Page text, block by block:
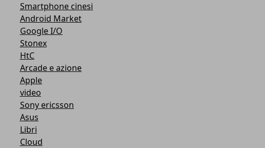
Smartphone cinesi
Android Market
Google I/O
Stonex
HtC
Arcade e azione
Apple
video
Sony ericsson
Asus
Libri
Cloud